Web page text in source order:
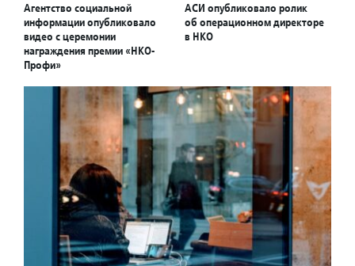
Агентство социальной
информации опубликовало
видео с церемонии
награждения премии «НКО-
Профи»
АСИ опубликовало ролик
об операционном директоре
в НКО